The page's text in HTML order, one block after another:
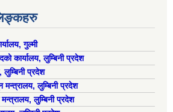
गुल्मी
कार्यालय, लुम्बिनी प्रदेश
लुम्बिनी प्रदेश
मन्त्रालय, लुम्बिनी प्रदेश
लुम्बिनी प्रदेश